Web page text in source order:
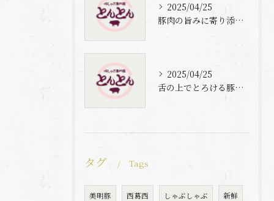
2025/04/25
豚肉の旨みに寄り添う自家製梅出汁の魅力
2025/04/25
舌の上でとろける豚肉と自家製梅出汁の魅力
タグ Tags
美明豚 西葛西 しゃぶしゃぶ 新鮮